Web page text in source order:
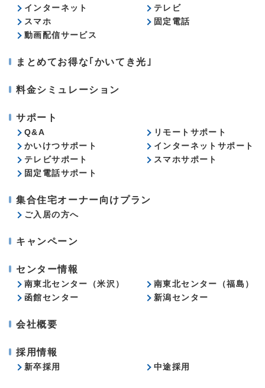
インターネット
テレビ
スマホ
固定電話
動画配信サービス
まとめてお得な｢かいてき光｣
料金シミュレーション
サポート
Q&A
リモートサポート
かいけつサポート
インターネットサポート
テレビサポート
スマホサポート
固定電話サポート
集合住宅オーナー向けプラン
ご入居の方へ
キャンペーン
センター情報
南東北センター（米沢）
南東北センター（福島）
函館センター
新潟センター
会社概要
採用情報
新卒採用 中途採用